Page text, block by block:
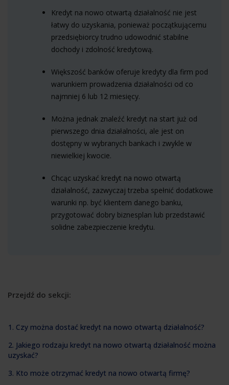
Kredyt na nowo otwartą działalność nie jest
łatwy do uzyskania, ponieważ początkującemu
przedsiębiorcy trudno udowodnić stabilne
dochody i zdolność kredytową.
Większość banków oferuje kredyty dla firm pod
warunkiem prowadzenia działalności od co
najmniej 6 lub 12 miesięcy.
Można jednak znaleźć kredyt na start już od
pierwszego dnia działalności, ale jest on
dostępny w wybranych bankach i zwykle w
niewielkiej kwocie.
Chcąc uzyskać kredyt na nowo otwartą
działalność, zazwyczaj trzeba spełnić dodatkowe
warunki np. być klientem danego banku,
przygotować dobry biznesplan lub przedstawić
solidne zabezpieczenie kredytu.
Przejdź do sekcji:
1. Czy można dostać kredyt na nowo otwartą działalność?
2. Jakiego rodzaju kredyt na nowo otwartą działalność można
uzyskać?
3. Kto może otrzymać kredyt na nowo otwartą firmę?